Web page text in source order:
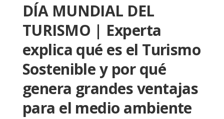
DÍA MUNDIAL DEL
TURISMO | Experta
explica qué es el Turismo
Sostenible y por qué
genera grandes ventajas
para el medio ambiente